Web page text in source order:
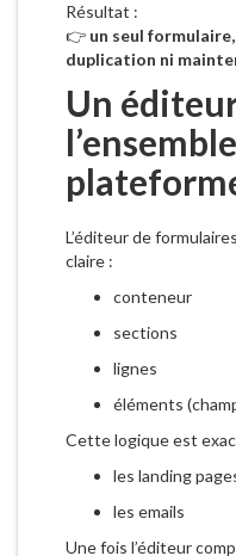
Résultat :
👉 un seul
duplication ni
Un
L’éditeur de
claire :
conteneur
sections
lignes
éléments
Cette logique est
les landing
les emails
Une fois l’éditeur